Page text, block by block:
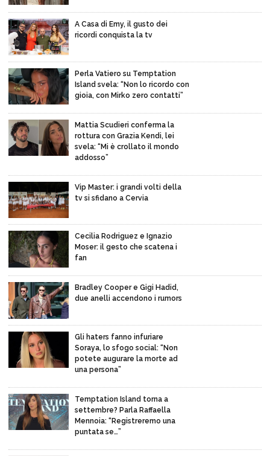
A Casa di Emy, il gusto dei
ricordi conquista la tv
Perla Vatiero su Temptation
Island svela: “Non lo ricordo con
gioia, con Mirko zero contatti”
Mattia Scudieri conferma la
rottura con Grazia Kendi, lei
svela: “Mi è crollato il mondo
addosso”
Vip Master: i grandi volti della
tv si sfidano a Cervia
Cecilia Rodriguez e Ignazio
Moser: il gesto che scatena i
fan
Bradley Cooper e Gigi Hadid,
due anelli accendono i rumors
Gli haters fanno infuriare
Soraya, lo sfogo social: “Non
potete augurare la morte ad
una persona”
Temptation Island torna a
settembre? Parla Raffaella
Mennoia: “Registreremo una
puntata se…”